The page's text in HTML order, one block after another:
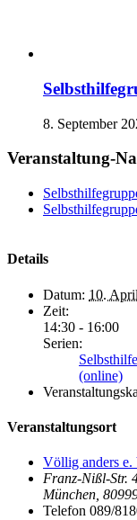
8. September
Veranstaltung-
Details
Datum: 10.
Zeit:
14:30 - 16:00
Serien:
(online)
Veranstaltungsort
Völlig anders e.
Franz-Nißl-Str.
München
Telefon 089/